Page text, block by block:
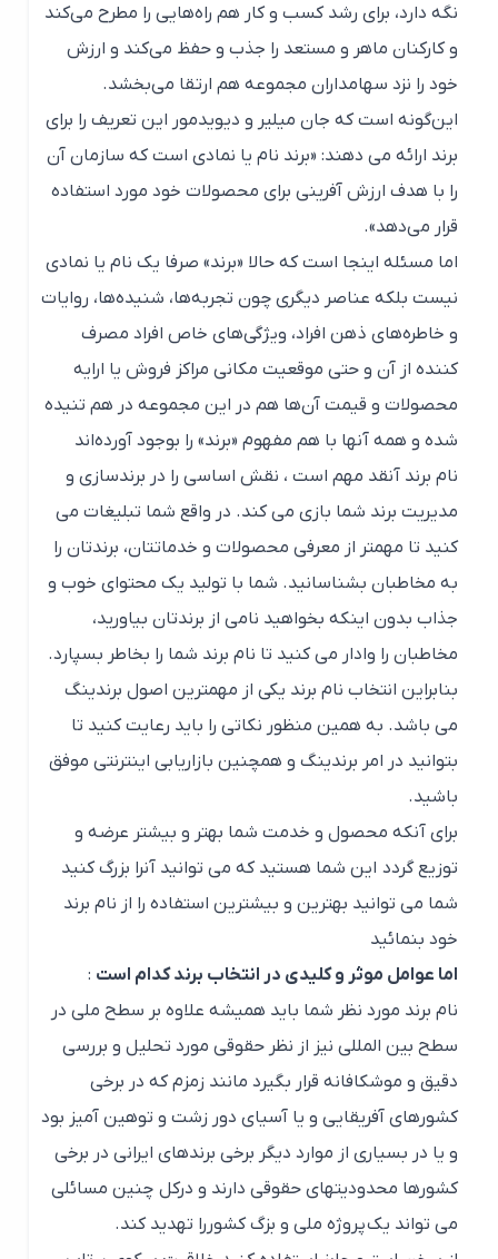
نگه دارد، برای رشد کسب و کار هم راه‌هایی را مطرح می‌کند
و کارکنان ماهر و مستعد را جذب و حفظ می‌کند و ارزش
خود را نزد سهامداران مجموعه هم ارتقا می‌بخشد.
این‌گونه است که جان میلیر و دیویدمور این تعریف را برای
برند ارائه می دهند: «برند نام یا نمادی است که سازمان آن
را با هدف ارزش آفرینی برای محصولات خود مورد استفاده
قرار می‌دهد».
اما مسئله اینجا است که حالا «برند» صرفا یک نام یا نمادی
نیست بلکه عناصر دیگری چون تجربه‌ها، شنیده‌ها، روایات
و خاطره‌های ذهن افراد، ویژگی‌های خاص افراد مصرف
کننده از آن و حتی موقعیت مکانی مراکز فروش یا ارایه
محصولات و قیمت آن‌ها هم در این مجموعه در هم تنیده
شده و همه آنها با هم مفهوم «برند» را بوجود آورده‌اند
نام برند آنقد مهم است ، نقش اساسی را در برندسازی و
مدیریت برند شما بازی می کند. در واقع شما تبلیغات می
کنید تا مهمتر از معرفی محصولات و خدماتتان، برندتان را
به مخاطبان بشناسانید. شما با تولید یک محتوای خوب و
جذاب بدون اینکه بخواهید نامی از برندتان بیاورید،
مخاطبان را وادار می کنید تا نام برند شما را بخاطر بسپارد.
بنابراین انتخاب نام برند یکی از مهمترین اصول برندینگ
می باشد. به همین منظور نکاتی را باید رعایت کنید تا
بتوانید در امر برندینگ و همچنین بازاریابی اینترنتی موفق
باشید.
برای آنکه محصول و خدمت شما بهتر و بیشتر عرضه و
توزیع گردد این شما هستید که می توانید آنرا بزرگ کنید
شما می توانید بهترین و بیشترین استفاده را از نام برند
خود بنمائید
اما عوامل موثر و کلیدی در انتخاب برند کدام است:
نام برند مورد نظر شما باید همیشه علاوه بر سطح ملی در
سطح بین المللی نیز از نظر حقوقی مورد تحلیل و بررسی
دقیق و موشکافانه قرار بگیرد مانند زمزم که در برخی
کشورهای آفریقایی و یا آسیای دور زشت و توهین آمیز بود
و یا در بسیاری از موارد دیگر برخی برندهای ایرانی در برخی
کشورها محدودیتهای حقوقی دارند و درکل چنین مسائلی
می تواند یک پروژه ملی و بزگ کشوررا تهدید کند.